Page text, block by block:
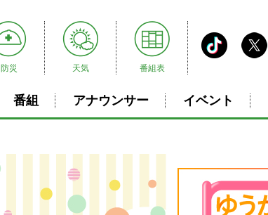
防災 天気 番組表
番組 アナウンサー イベント